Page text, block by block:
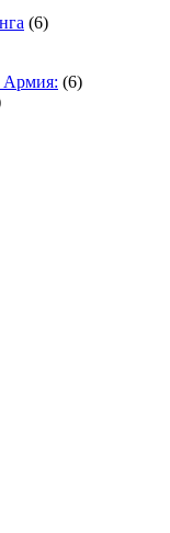
(6)
Армия: (6)